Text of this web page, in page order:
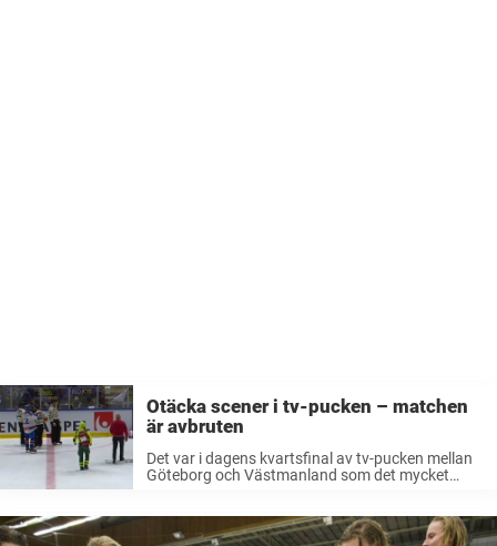
Otäcka scener i tv-pucken – matchen
är avbruten
Det var i dagens kvartsfinal av tv-pucken mellan
Göteborg och Västmanland som det mycket
att ha fått en hård tackling. ...